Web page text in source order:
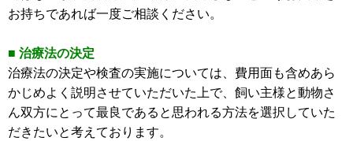
お持ちであれば一度ご相談ください。
■ 治療法の決定
治療法の決定や検査の実施については、費用面も含めあら
かじめよく説明させていただいた上で、飼い主様と動物さ
ん双方にとって最良であると思われる方法を選択していた
だきたいと考えております。